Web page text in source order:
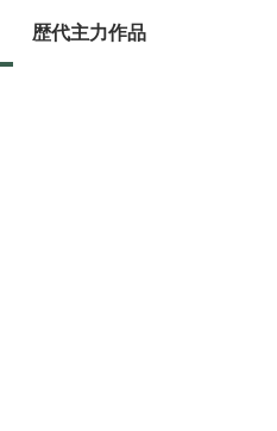
歴代主力作品